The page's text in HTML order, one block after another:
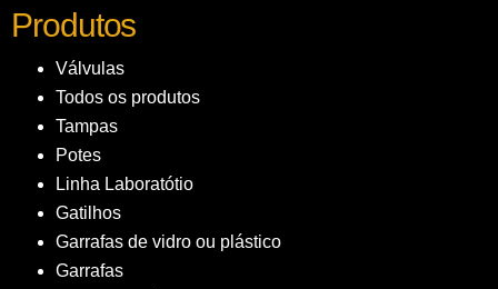
Produtos
Válvulas
Todos os produtos
Tampas
Potes
Linha Laboratótio
Gatilhos
Garrafas de vidro ou plástico
Garrafas